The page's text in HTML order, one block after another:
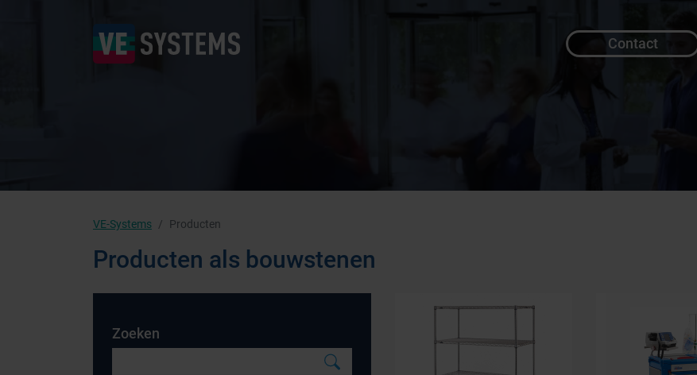
Contact
VE-Systems Producten
Producten als bouwstenen
Zoeken